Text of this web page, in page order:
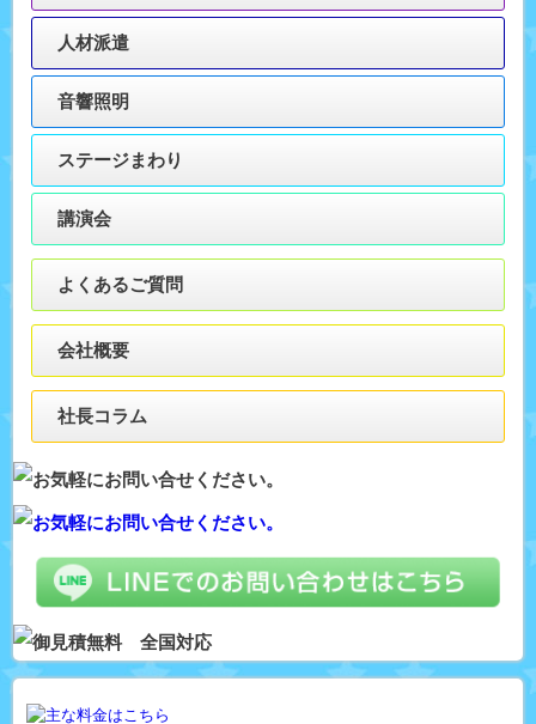
人材派遣
音響照明
ステージまわり
講演会
よくあるご質問
会社概要
社長コラム